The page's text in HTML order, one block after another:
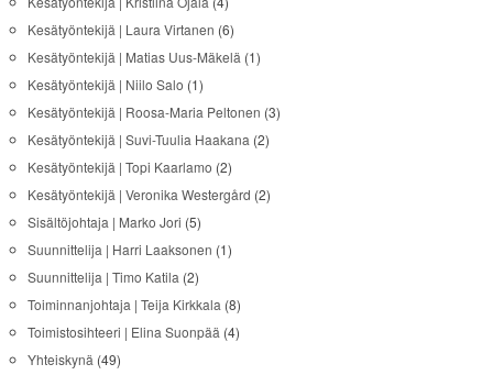
Kesätyöntekijä | Laura Virtanen (6)
Kesätyöntekijä | Matias Uus-Mäkelä (1)
Kesätyöntekijä | Niilo Salo (1)
Kesätyöntekijä | Roosa-Maria Peltonen (3)
Kesätyöntekijä | Suvi-Tuulia Haakana (2)
Kesätyöntekijä | Topi Kaarlamo (2)
Kesätyöntekijä | Veronika Westergård (2)
Sisältöjohtaja | Marko Jori (5)
Suunnittelija | Harri Laaksonen (1)
Suunnittelija | Timo Katila (2)
Toiminnanjohtaja | Teija Kirkkala (8)
Toimistosihteeri | Elina Suonpää (4)
Yhteiskynä (49)